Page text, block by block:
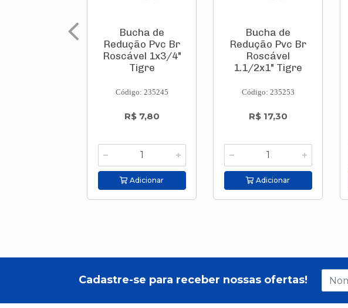
Bucha de
Redução Pvc Br
Roscável 1x3/4"
Tigre
Código: 235245
R$ 7,80
Adicionar
Bucha de
Redução Pvc Br
Roscável
1.1/2x1" Tigre
Código: 235253
R$ 17,30
Adicionar
Cadastre-se para receber nossas ofertas!